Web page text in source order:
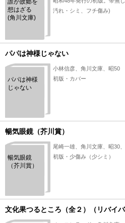
誰が故郷を
想はざる
(角川文庫)
汚れ・シミ、フチ傷み)
パパは神様じゃない
パパは神様
じゃない
小林信彦、角川文庫、昭50
初版・カバー
暢気眼鏡（芥川賞）
暢気眼鏡
（芥川賞）
尾崎一雄、角川文庫、昭30
初版・少傷み（少シミ）
文化果つるところ（全２）（リバイ